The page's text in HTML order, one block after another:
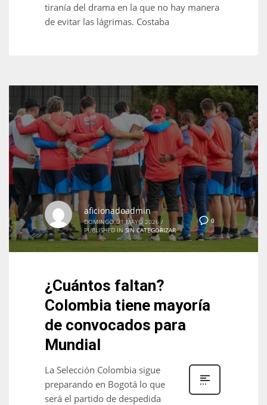
tiranía del drama en la que no hay manera
de evitar las lágrimas. Costaba
0
aficionadoadmin
DOMINGO, 31 MAYO 2026 /
PUBLISHED IN SIN CATEGORIZAR
¿Cuántos faltan?
Colombia tiene mayoría
de convocados para
Mundial
La Selección Colombia sigue
preparando en Bogotá lo que
será el partido de despedida